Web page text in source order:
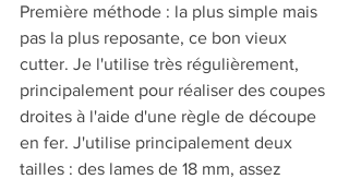
Première méthode : la plus simple mais
pas la plus reposante, ce bon vieux
cutter. Je l'utilise très régulièrement,
principalement pour réaliser des coupes
droites à l'aide d'une règle de découpe
en fer. J'utilise principalement deux
tailles : des lames de 18 mm, assez